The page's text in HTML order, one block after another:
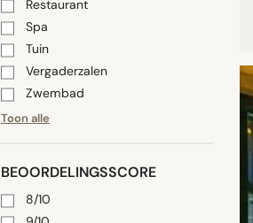
Restaurant
Spa
Tuin
Vergaderzalen
Zwembad
Toon alle
BEOORDELINGSSCORE
8/10